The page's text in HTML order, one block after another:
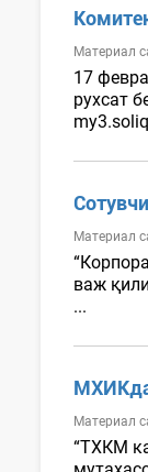
Материал
17
рухсат
Материал
важ
...
Материал
“ТХКМ